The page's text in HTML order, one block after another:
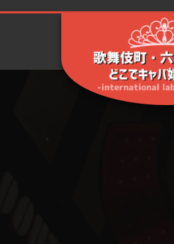
歌舞伎
-international labour